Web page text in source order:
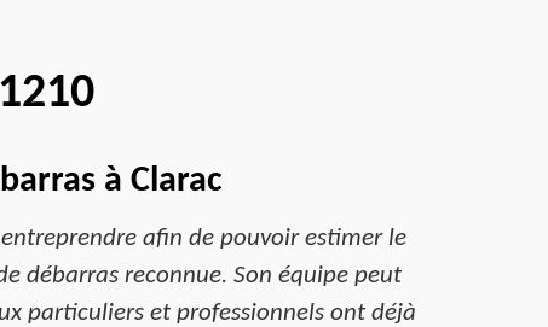
à Clarac
afin de pouvoir estimer le
débarras reconnue. Son équipe peut
particuliers et professionnels ont déjà